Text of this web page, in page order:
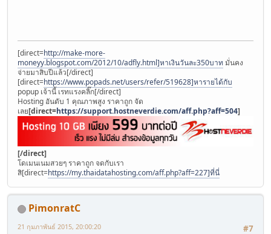
[direct=http://make-more-
moneyy.blogspot.com/2012/10/adfly.html]หาเงินวันละ350บาท มั่นคง
จ่ายมาสิบปีแล้ว[/direct]
[direct=https://www.popads.net/users/refer/519628]หารายได้กับ
popup เจ้านี้ เรทแรงคลิ๊ก[/direct]
Hosting อันดับ 1 คุณภาพสูง ราคาถูก จัด
เลย[direct=https://support.hostneverdie.com/aff.php?aff=504]
[/direct]
โดเมนเนมสวยๆ ราคาถูก จดกับเรา
สิ[direct=https://my.thaidatahosting.com/aff.php?aff=227]ที่นี่
PimonratC
#7
21 กุมภาพันธ์ 2015, 20:00:20